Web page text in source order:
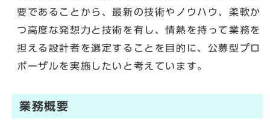
要であることから、最新の技術やノウハウ、柔軟か
つ高度な発想力と技術を有し、情熱を持って業務を
担える設計者を選定することを目的に、公募型プロ
ポーザルを実施したいと考えています。
業務概要